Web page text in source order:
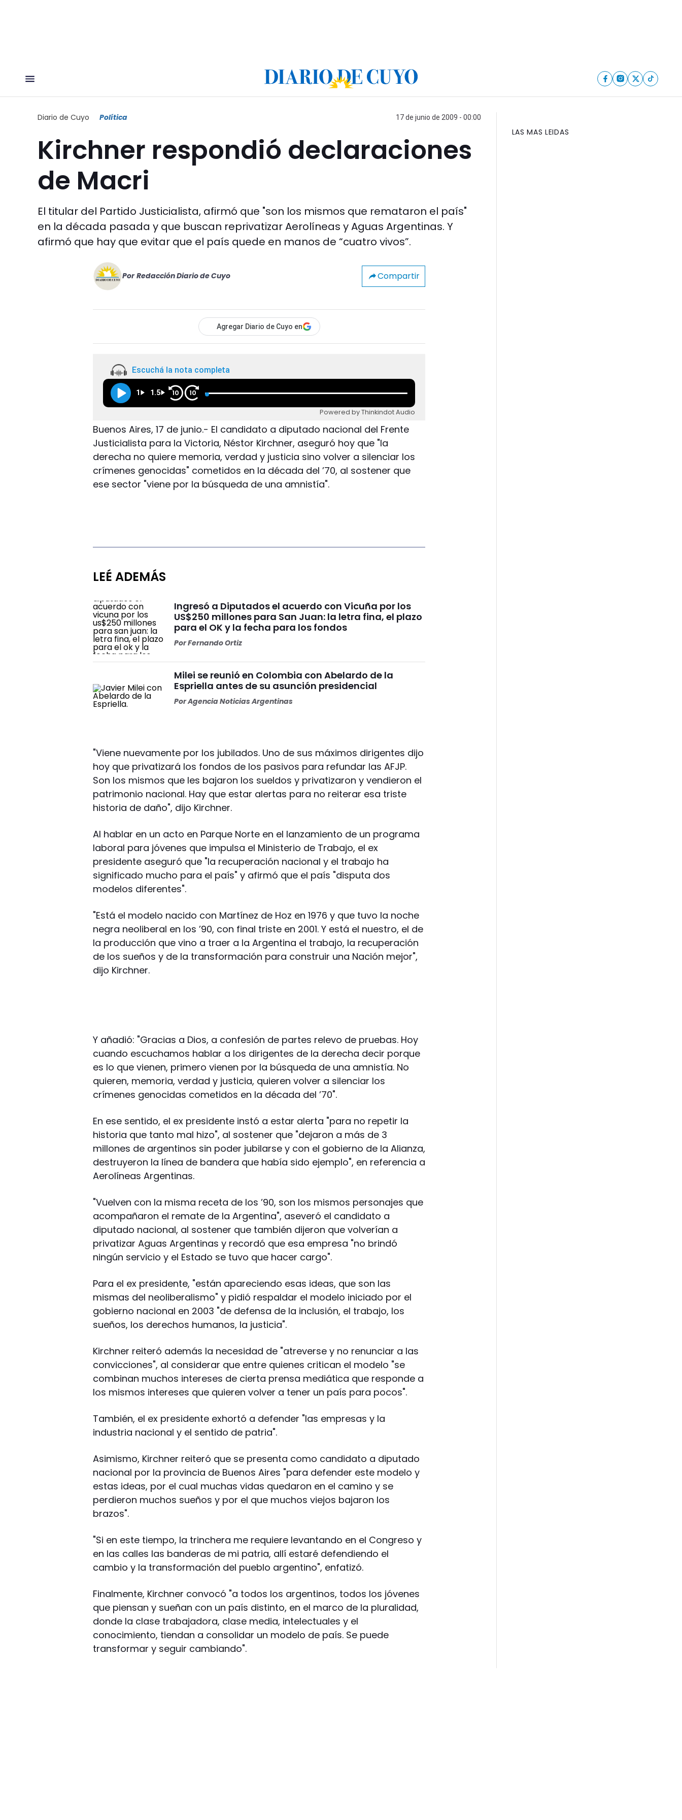
Diario de Cuyo Política 17 de junio de 2009 - 00:00
Kirchner respondió declaraciones
de Macri
El titular del Partido Justicialista, afirmó que "son los mismos que remataron el país"
en la década pasada y que buscan reprivatizar Aerolíneas y Aguas Argentinas. Y
afirmó que hay que evitar que el país quede en manos de “cuatro vivos”.
Por Redacción Diario de Cuyo Compartir
Agregar Diario de Cuyo en
Escuchá la nota completa
1 1.5 10 10
Powered by Thinkindot Audio
Buenos Aires, 17 de junio.- El candidato a diputado nacional del Frente
Justicialista para la Victoria, Néstor Kirchner, aseguró hoy que "la
derecha no quiere memoria, verdad y justicia sino volver a silenciar los
crímenes genocidas" cometidos en la década del ’70, al sostener que
ese sector "viene por la búsqueda de una amnistía".
LEÉ ADEMÁS
Ingresó a Diputados el acuerdo con Vicuña por los
US$250 millones para San Juan: la letra fina, el plazo
para el OK y la fecha para los fondos
PorFernando Ortiz
Milei se reunió en Colombia con Abelardo de la
Espriella antes de su asunción presidencial
PorAgencia Noticias Argentinas
"Viene nuevamente por los jubilados. Uno de sus máximos dirigentes dijo
hoy que privatizará los fondos de los pasivos para refundar las AFJP.
Son los mismos que les bajaron los sueldos y privatizaron y vendieron el
patrimonio nacional. Hay que estar alertas para no reiterar esa triste
historia de daño", dijo Kirchner.
Al hablar en un acto en Parque Norte en el lanzamiento de un programa
laboral para jóvenes que impulsa el Ministerio de Trabajo, el ex
presidente aseguró que "la recuperación nacional y el trabajo ha
significado mucho para el país" y afirmó que el país "disputa dos
modelos diferentes".
"Está el modelo nacido con Martínez de Hoz en 1976 y que tuvo la noche
negra neoliberal en los ’90, con final triste en 2001. Y está el nuestro, el de
la producción que vino a traer a la Argentina el trabajo, la recuperación
de los sueños y de la transformación para construir una Nación mejor",
dijo Kirchner.
Y añadió: "Gracias a Dios, a confesión de partes relevo de pruebas. Hoy
cuando escuchamos hablar a los dirigentes de la derecha decir porque
es lo que vienen, primero vienen por la búsqueda de una amnistía. No
quieren, memoria, verdad y justicia, quieren volver a silenciar los
crímenes genocidas cometidos en la década del ’70".
En ese sentido, el ex presidente instó a estar alerta "para no repetir la
historia que tanto mal hizo", al sostener que "dejaron a más de 3
millones de argentinos sin poder jubilarse y con el gobierno de la Alianza,
destruyeron la línea de bandera que había sido ejemplo", en referencia a
Aerolíneas Argentinas.
"Vuelven con la misma receta de los ’90, son los mismos personajes que
acompañaron el remate de la Argentina", aseveró el candidato a
diputado nacional, al sostener que también dijeron que volverían a
privatizar Aguas Argentinas y recordó que esa empresa "no brindó
ningún servicio y el Estado se tuvo que hacer cargo".
Para el ex presidente, "están apareciendo esas ideas, que son las
mismas del neoliberalismo" y pidió respaldar el modelo iniciado por el
gobierno nacional en 2003 "de defensa de la inclusión, el trabajo, los
sueños, los derechos humanos, la justicia".
Kirchner reiteró además la necesidad de "atreverse y no renunciar a las
convicciones", al considerar que entre quienes critican el modelo "se
combinan muchos intereses de cierta prensa mediática que responde a
los mismos intereses que quieren volver a tener un país para pocos".
También, el ex presidente exhortó a defender "las empresas y la
industria nacional y el sentido de patria".
Asimismo, Kirchner reiteró que se presenta como candidato a diputado
nacional por la provincia de Buenos Aires "para defender este modelo y
estas ideas, por el cual muchas vidas quedaron en el camino y se
perdieron muchos sueños y por el que muchos viejos bajaron los
brazos".
"Si en este tiempo, la trinchera me requiere levantando en el Congreso y
en las calles las banderas de mi patria, allí estaré defendiendo el
cambio y la transformación del pueblo argentino", enfatizó.
Finalmente, Kirchner convocó "a todos los argentinos, todos los jóvenes
que piensan y sueñan con un país distinto, en el marco de la pluralidad,
donde la clase trabajadora, clase media, intelectuales y el
conocimiento, tiendan a consolidar un modelo de país. Se puede
transformar y seguir cambiando".
LAS MAS LEIDAS